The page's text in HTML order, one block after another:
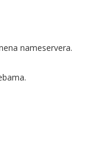
nameservera.